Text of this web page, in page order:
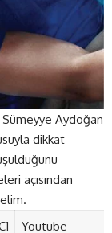
Aydoğan
dikkat
açısından
Youtube